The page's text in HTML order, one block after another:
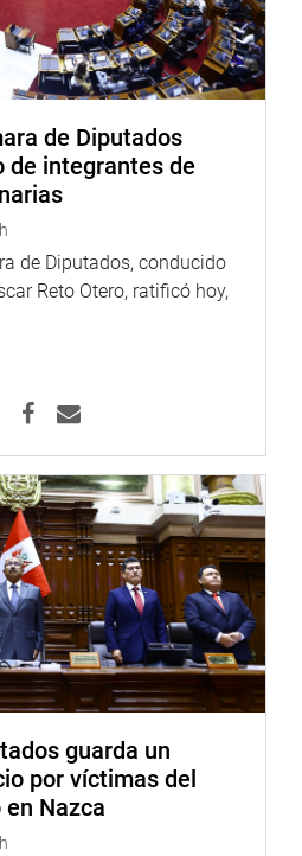
de Diputados
de integrantes de
de Diputados, conducido
Reto Otero, ratificó hoy,
guarda un
por víctimas del
Nazca